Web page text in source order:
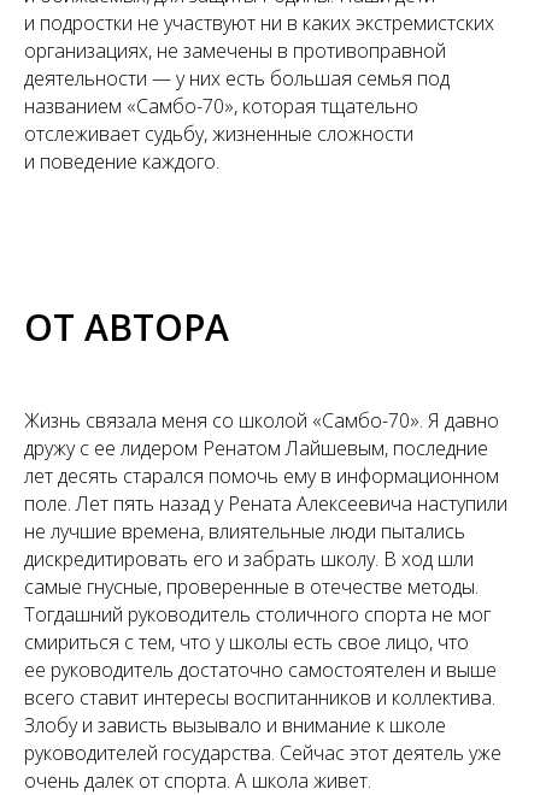
и подростки не участвуют ни в каких экстремистских
организациях, не замечены в противоправной
деятельности — у них есть большая семья под
названием «Самбо-70», которая тщательно
отслеживает судьбу, жизненные сложности
и поведение каждого.
ОТ АВТОРА
Жизнь связала меня со школой «Самбо-70». Я давно
дружу с ее лидером Ренатом Лайшевым, последние
лет десять старался помочь ему в информационном
поле. Лет пять назад у Рената Алексеевича наступили
не лучшие времена, влиятельные люди пытались
дискредитировать его и забрать школу. В ход шли
самые гнусные, проверенные в отечестве методы.
Тогдашний руководитель столичного спорта не мог
смириться с тем, что у школы есть свое лицо, что
ее руководитель достаточно самостоятелен и выше
всего ставит интересы воспитанников и коллектива.
Злобу и зависть вызывало и внимание к школе
руководителей государства. Сейчас этот деятель уже
очень далек от спорта. А школа живет.